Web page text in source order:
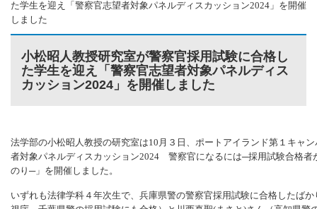
た学生を迎え「警察官志望者対象パネルディスカッション2024」を開催
しました
小松昭人教授研究室が警察官採用試験に合格し
た学生を迎え「警察官志望者対象パネルディス
カッション2024」を開催しました
法学部の小松昭人教授の研究室は10月３日、ポートアイランド第１キャ
者対象パネルディスカッション2024 警察官になるには─採用試験合格者
のり─」を開催しました。
いずれも法律学科４年次生で、兵庫県警の警察官採用試験に合格したば